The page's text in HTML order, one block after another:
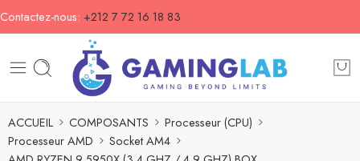
Contactez-nous: +212 7 72 16 18 83
ACCUEIL COMPOSANTS
Processeur (CPU)
Processeur AMD
Socket AM4